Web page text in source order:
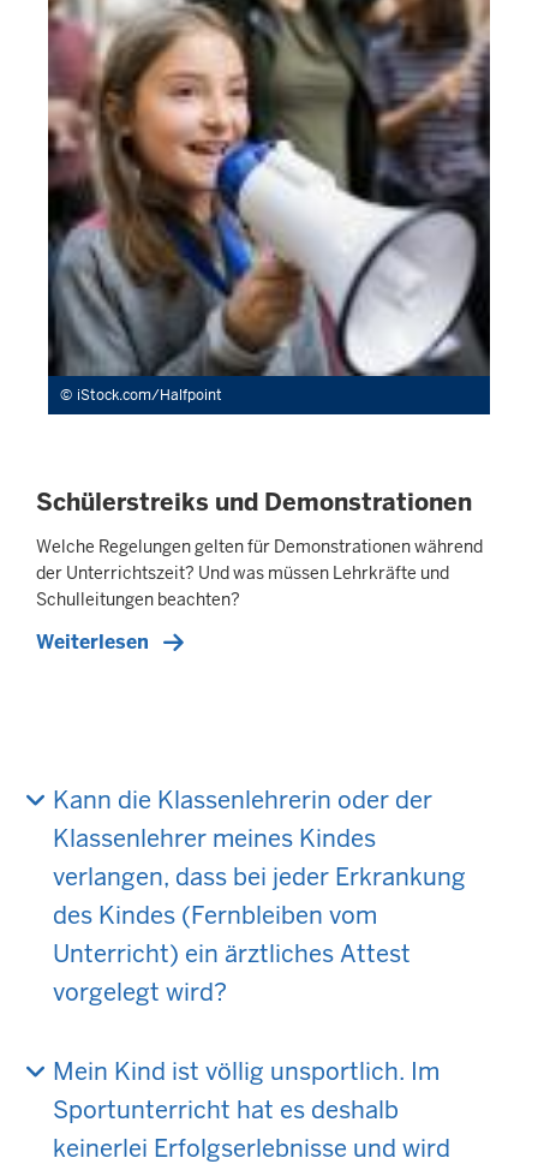
iStock.com/Halfpoint
Schülerstreiks und Demonstrationen
Welche Regelungen gelten für Demonstrationen während
der Unterrichtszeit? Und was müssen Lehrkräfte und
Schulleitungen beachten?
Weiterlesen
Kann die Klassenlehrerin oder der
Klassenlehrer meines Kindes
verlangen, dass bei jeder Erkrankung
des Kindes (Fernbleiben vom
Unterricht) ein ärztliches Attest
vorgelegt wird?
Mein Kind ist völlig unsportlich. Im
Sportunterricht hat es deshalb
keinerlei Erfolgserlebnisse und wird